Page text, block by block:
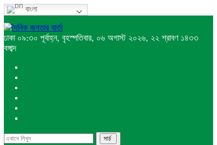
বাংলা
ঢাকা ০৯:৩০ পূর্বাহ্ন, বৃহস্পতিবার, ০৬ অগাস্ট ২০২৬, ২২ শ্রাবণ ১৪৩৩
বঙ্গাব্দ